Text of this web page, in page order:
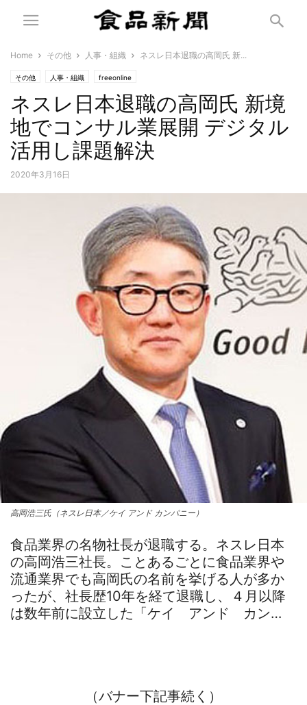
Home その他 人事・組織 ネスレ日本退職の高岡氏 新...
その他 人事・組織 freeonline
ネスレ日本退職の高岡氏 新境
地でコンサル業展開 デジタル
活用し課題解決
2020年3月16日
高岡浩三氏（ネスレ日本／ケイ アンド カンパニー）
食品業界の名物社長が退職する。ネスレ日本
の高岡浩三社長。ことあるごとに食品業界や
流通業界でも高岡氏の名前を挙げる人が多か
ったが、社長歴10年を経て退職し、４月以降
は数年前に設立した「ケイ アンド カン…
（バナー下記事続く）